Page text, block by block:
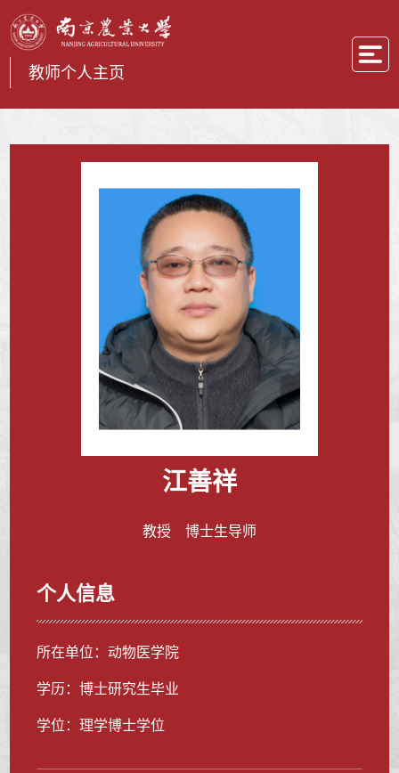
教师个人主页
江善祥
教授 博士生导师
个人信息
所在单位：动物医学院
学历：博士研究生毕业
学位：理学博士学位